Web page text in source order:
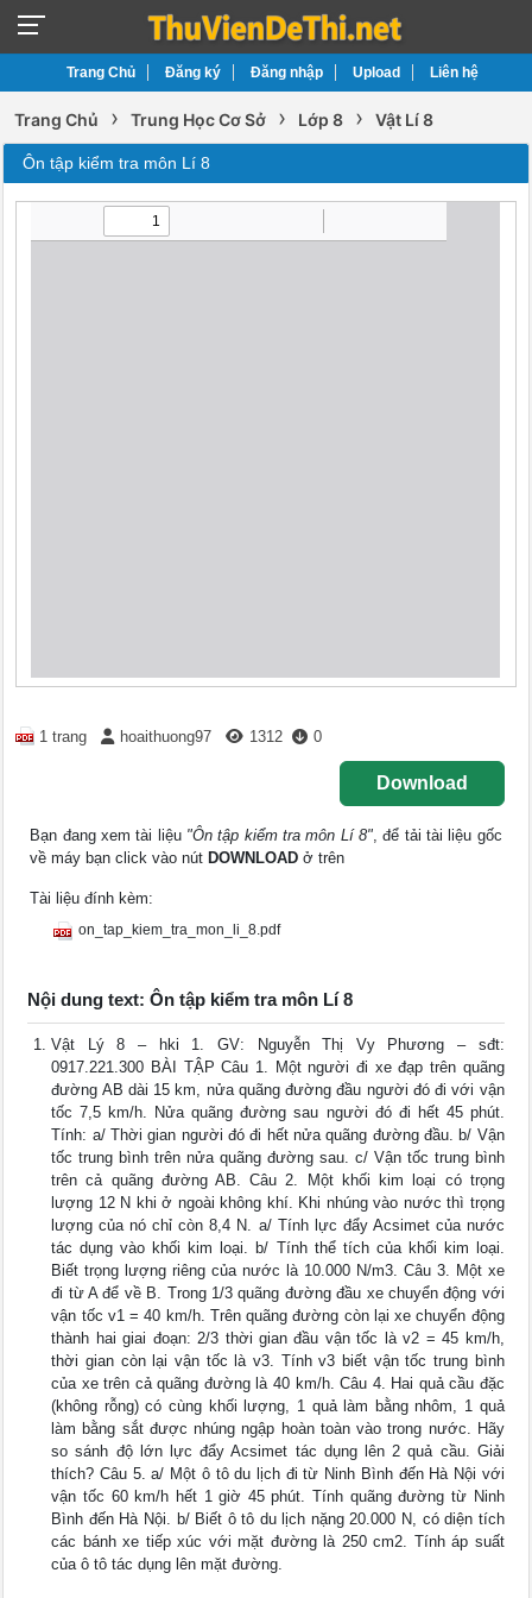
Trang Chủ Đăng ký Đăng nhập Upload Liên hệ
Trang Chủ › Trung Học Cơ Sở › Lớp 8 › Vật Lí 8
Ôn tập kiểm tra môn Lí 8
1 trang hoaithuong97 1312 0
Download
Bạn đang xem tài liệu "Ôn tập kiểm tra môn Lí 8", để tải tài liệu gốc
về máy bạn click vào nút DOWNLOAD ở trên
Tài liệu đính kèm:
on_tap_kiem_tra_mon_li_8.pdf
Nội dung text: Ôn tập kiểm tra môn Lí 8
Vật Lý 8 – hki 1. GV: Nguyễn Thị Vy Phương – sđt:
0917.221.300 BÀI TẬP Câu 1. Một người đi xe đạp trên quãng
đường AB dài 15 km, nửa quãng đường đầu người đó đi với vận
tốc 7,5 km/h. Nửa quãng đường sau người đó đi hết 45 phút.
Tính: a/ Thời gian người đó đi hết nửa quãng đường đầu. b/ Vận
tốc trung bình trên nửa quãng đường sau. c/ Vận tốc trung bình
trên cả quãng đường AB. Câu 2. Một khối kim loại có trọng
lượng 12 N khi ở ngoài không khí. Khi nhúng vào nước thì trọng
lượng của nó chỉ còn 8,4 N. a/ Tính lực đẩy Acsimet của nước
tác dụng vào khối kim loại. b/ Tính thể tích của khối kim loại.
Biết trọng lượng riêng của nước là 10.000 N/m3. Câu 3. Một xe
đi từ A để về B. Trong 1/3 quãng đường đầu xe chuyển động với
vận tốc v1 = 40 km/h. Trên quãng đường còn lại xe chuyển động
thành hai giai đoạn: 2/3 thời gian đầu vận tốc là v2 = 45 km/h,
thời gian còn lại vận tốc là v3. Tính v3 biết vận tốc trung bình
của xe trên cả quãng đường là 40 km/h. Câu 4. Hai quả cầu đặc
(không rỗng) có cùng khối lượng, 1 quả làm bằng nhôm, 1 quả
làm bằng sắt được nhúng ngập hoàn toàn vào trong nước. Hãy
so sánh độ lớn lực đẩy Acsimet tác dụng lên 2 quả cầu. Giải
thích? Câu 5. a/ Một ô tô du lịch đi từ Ninh Bình đến Hà Nội với
vận tốc 60 km/h hết 1 giờ 45 phút. Tính quãng đường từ Ninh
Bình đến Hà Nội. b/ Biết ô tô du lịch nặng 20.000 N, có diện tích
các bánh xe tiếp xúc với mặt đường là 250 cm2. Tính áp suất
của ô tô tác dụng lên mặt đường.